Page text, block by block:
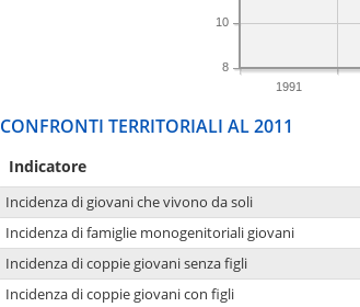
1991
8
10
CONFRONTI TERRITORIALI AL 2011
Indicatore
Incidenza di giovani che vivono da soli
Incidenza di famiglie monogenitoriali giovani
Incidenza di coppie giovani senza figli
Incidenza di coppie giovani con figli